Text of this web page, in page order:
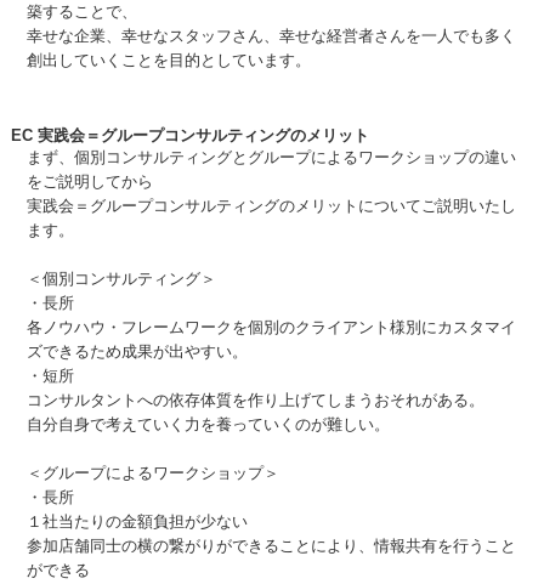
築することで、
幸せな企業、幸せなスタッフさん、幸せな経営者さんを一人でも多く
創出していくことを目的としています。
EC 実践会＝グループコンサルティングのメリット
まず、個別コンサルティングとグループによるワークショップの違い
をご説明してから
実践会＝グループコンサルティングのメリットについてご説明いたし
ます。
＜個別コンサルティング＞
・長所
各ノウハウ・フレームワークを個別のクライアント様別にカスタマイ
ズできるため成果が出やすい。
・短所
コンサルタントへの依存体質を作り上げてしまうおそれがある。
自分自身で考えていく力を養っていくのが難しい。
＜グループによるワークショップ＞
・長所
１社当たりの金額負担が少ない
参加店舗同士の横の繋がりができることにより、情報共有を行うこと
ができる